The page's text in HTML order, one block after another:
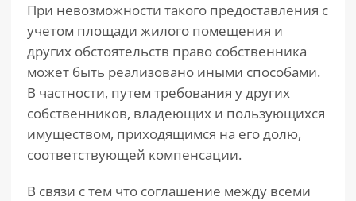
При невозможности такого предоставления с
учетом площади жилого помещения и
других обстоятельств право собственника
может быть реализовано иными способами.
В частности, путем требования у других
собственников, владеющих и пользующихся
имуществом, приходящимся на его долю,
соответствующей компенсации.
В связи с тем что соглашение между всеми